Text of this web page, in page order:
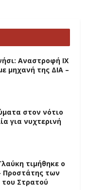
Αναστροφή ΙΧ
μηχανή της ΔΙΑ –
στον νότιο
για νυχτερινή
τιμήθηκε ο
Προστάτης των
Στρατού